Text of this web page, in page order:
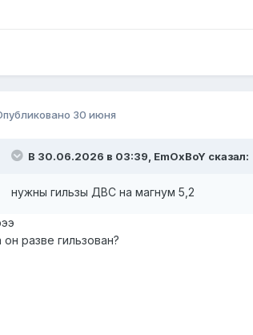
30 июня
В 30.06.2026 в 03:39, EmOxBoY сказал:
нужны гильзы ДВС на магнум 5,2
он разве гильзован?